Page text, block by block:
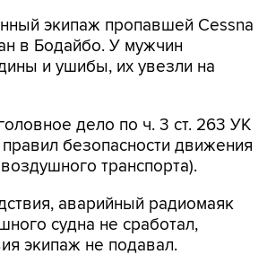
экипаж пропавшей Cessna
в Бодайбо. У мужчин
и ушибы, их увезли на
дело по ч. 3 ст. 263 УК
безопасности движения
транспорта).
аварийный радиомаяк
судна не сработал,
экипаж не подавал.